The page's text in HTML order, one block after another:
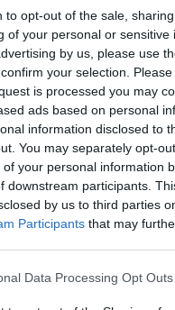
to opt-out of the sale,
of your personal or sensitive
by us, please use
your selection.
is processed you may
ads based on personal
information disclosed to
You may separately opt-
of your personal information
downstream participants.
by us to third parties
Participants that may
Data Processing Opt Outs